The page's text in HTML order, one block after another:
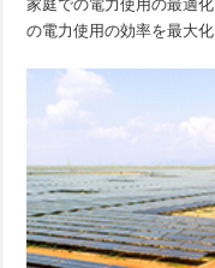
家庭での電力使用の最適
の電力使用の効率を最大